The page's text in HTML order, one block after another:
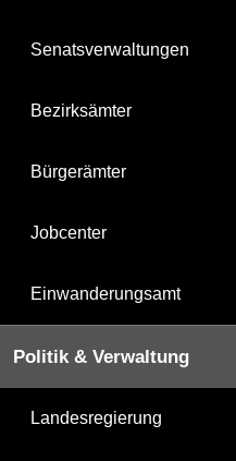
Senatsverwaltungen
Bezirksämter
Bürgerämter
Jobcenter
Einwanderungsamt
Politik & Verwaltung
Landesregierung